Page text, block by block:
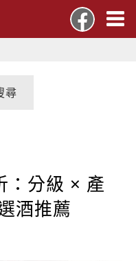
尋
：分級 × 產
酒推薦